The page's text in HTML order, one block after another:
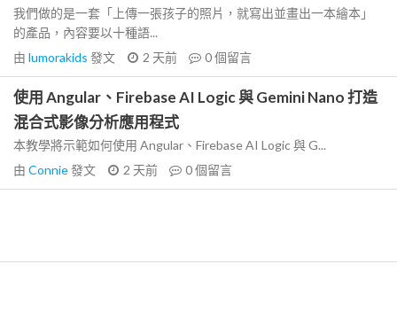
我們做的是一套「上傳一張孩子的照片，就寫出並畫出一本繪本」
的產品，內容要以十種語...
由 lumorakids 發文 2 天前 0個留言
使用 Angular、Firebase AI Logic 與 Gemini Nano 打造
混合式影像分析應用程式
本教學將示範如何使用 Angular、Firebase AI Logic 與 G...
由 Connie發文 2 天前 0個留言